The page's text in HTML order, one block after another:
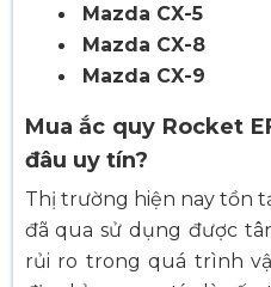
Mazda CX-5
Mazda CX-8
Mazda CX-9
Mua ắc quy Rocket
đâu uy tín?
Thị trường hiện nay tồn
đã qua sử dụng được
rủi ro trong quá trình